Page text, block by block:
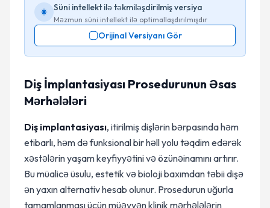
Süni intellekt ilə təkmiləşdirilmiş versiya
Məzmun süni intellekt ilə optimallaşdırılmışdır
Orijinal Versiyanı Gör
Diş İmplantasiyası Prosedurunun Əsas
Mərhələləri
Diş implantasiyası, itirilmiş dişlərin bərpasında həm
etibarlı, həm də funksional bir həll yolu təqdim edərək
xəstələrin yaşam keyfiyyətini və özünəinamını artırır.
Bu müalicə üsulu, estetik və bioloji baxımdan təbii dişə
ən yaxın alternativ hesab olunur. Prosedurun uğurla
tamamlanması üçün müəyyən klinik mərhələlərin